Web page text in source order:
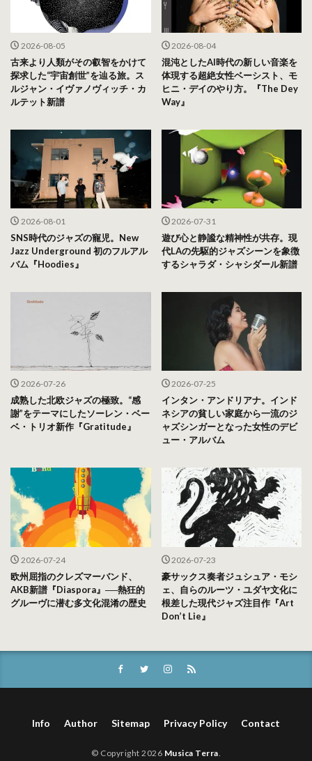
2026-08-05
古来より人類がその叡智をかけて
探求した“宇宙創世”を辿る旅。ス
ルジャン・イヴァノヴィッチ・カ
ルテット新譜
2026-08-04
混沌としたAI時代の新しい音楽を
体現する超絶女性ベーシスト、モ
ヒニ・デイのやり方。『The Dey
Way』
2026-08-01
SNS時代のジャズの寵児。New
Jazz Underground 初のフルアル
バム『Hoodies』
2026-07-31
遊び心と静謐な精神性が共存。現
代LAの先駆的ジャズシーンを象徴
するシャラダ・シャシダール新譜
2026-07-26
成熟した北欧ジャズの極致。“感
謝”をテーマにしたソーレン・ベー
ベ・トリオ新作『Gratitude』
2026-07-25
インタン・アンドリアナ。インド
ネシアの貧しい家庭から一流のジ
ャズシンガーとなった女性のデビ
ュー・アルバム
2026-07-24
欧州屈指のクレズマーバンド、
AKB新譜『Diaspora』──熱狂的
グルーヴに潜む多文化混淆の歴史
2026-07-23
豪サックス奏者ジュシュア・モシ
ェ、自らのルーツ・ユダヤ文化に
根差した現代ジャズ注目作『Art
Don’t Lie』
Info Author Sitemap Privacy Policy Contact
© Copyright 2026 Musica Terra